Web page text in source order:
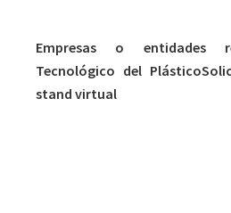
Empresas o entidades
Tecnológico del
stand virtual